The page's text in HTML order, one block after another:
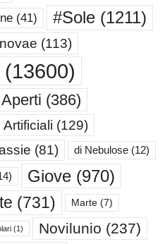
(41) #Sole (1211)
(113)
(13600)
Aperti (386)
Artificiali (129)
(81) di Nebulose (12)
Giove (970)
(731) Marte (7)
(1) Novilunio (237)